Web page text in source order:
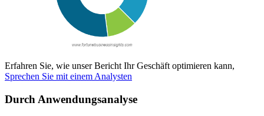
Erfahren Sie, wie unser Bericht Ihr Geschäft optimieren kann,
Sprechen Sie mit einem Analysten
Durch Anwendungsanalyse